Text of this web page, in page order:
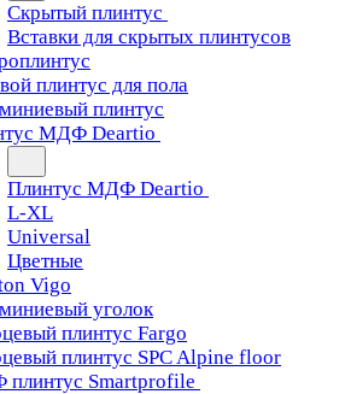
Скрытый плинтус
Вставки для скрытых плинтусов
плинтус для пола
плинтус
МДФ Deartio
Плинтус МДФ Deartio
L-XL
Universal
Цветные
Vigo
уголок
плинтус Fargo
плинтус SPC Alpine floor
Smartprofile